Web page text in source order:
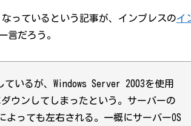
っているという記事が、インプレスのイ
言だろう。
いるが、Windows Server 2003を使用
ウンしてしまったという。サーバーの
っても左右される。一概にサーバーOS